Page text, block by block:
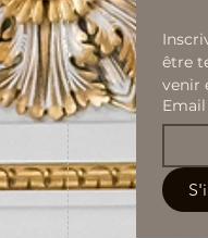
être
venir
Email